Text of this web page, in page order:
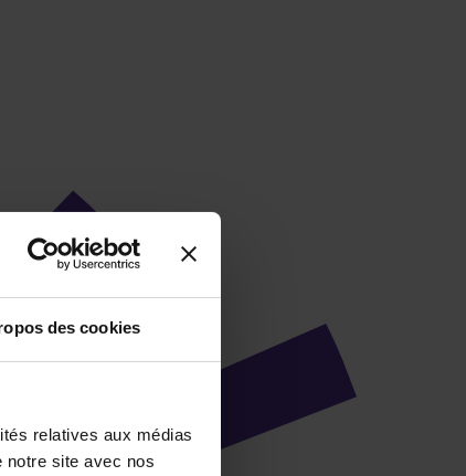
des cookies
relatives aux médias
notre site avec nos